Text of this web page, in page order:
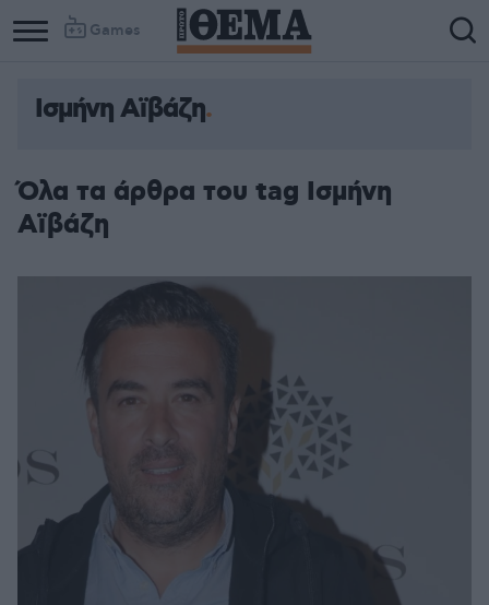
Games
Ισμήνη Αϊβάζη
Όλα τα άρθρα του tag Ισμήνη
Αϊβάζη